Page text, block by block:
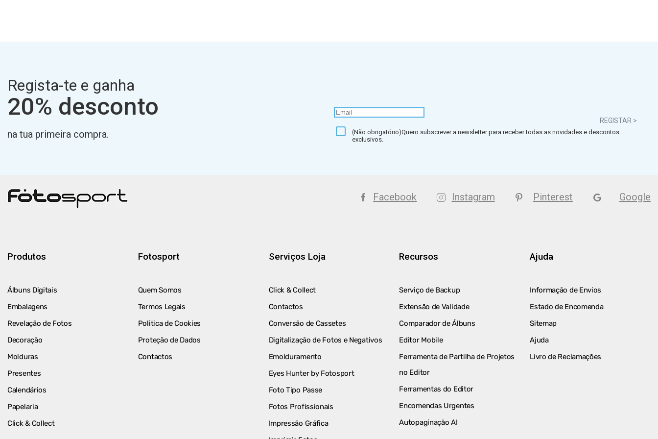
Regista-te e ganha
20% desconto
na tua primeira compra.
REGISTAR >
(Não obrigatório)Quero subscrever a newsletter para receber todas as novidades e descontos
exclusivos.
Facebook Instagram Pinterest Google
Produtos
Álbuns Digitais
Embalagens
Revelação de Fotos
Decoração
Molduras
Presentes
Calendários
Papelaria
Click & Collect
Fotosport
Quem Somos
Termos Legais
Politica de Cookies
Proteção de Dados
Contactos
Serviços Loja
Click & Collect
Contactos
Conversão de Cassetes
Digitalização de Fotos e Negativos
Emolduramento
Eyes Hunter by Fotosport
Foto Tipo Passe
Fotos Profissionais
Impressão Gráfica
Recursos
Serviço de Backup
Extensão de Validade
Comparador de Álbuns
Editor Mobile
Ferramenta de Partilha de Projetos
no Editor
Ferramentas do Editor
Encomendas Urgentes
Autopaginação AI
Ajuda
Informação de Envios
Estado de Encomenda
Sitemap
Ajuda
Livro de Reclamações